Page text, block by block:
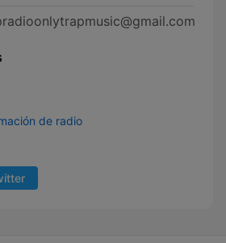
de radio